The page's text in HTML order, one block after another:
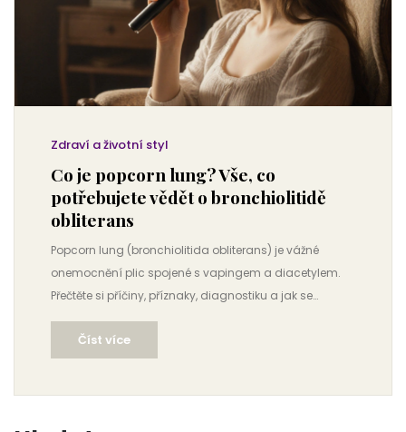
Zdraví a životní styl
Co je popcorn lung? Vše, co
potřebujete vědět o bronchiolitidě
obliterans
Popcorn lung (bronchiolitida obliterans) je vážné
onemocnění plic spojené s vapingem a diacetylem.
Přečtěte si příčiny, příznaky, diagnostiku a jak se
chránit.
Číst více